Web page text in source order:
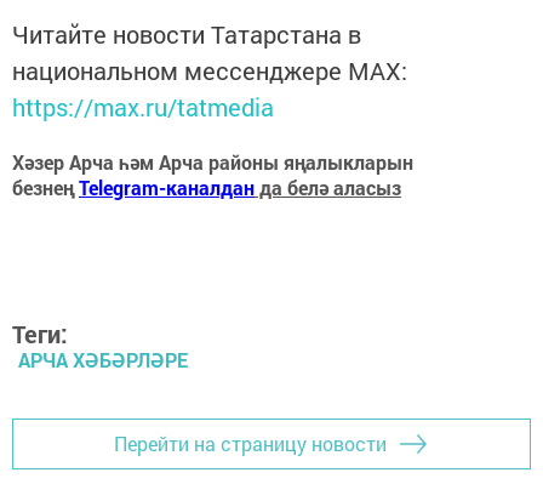
Читайте новости Татарстана в
национальном мессенджере MАХ:
https://max.ru/tatmedia
Хәзер Арча һәм Арча районы яңалыкларын
безнеңTelegram-каналданда белә аласыз
Теги:
АРЧА ХӘБӘРЛӘРЕ
Перейти на страницу новости